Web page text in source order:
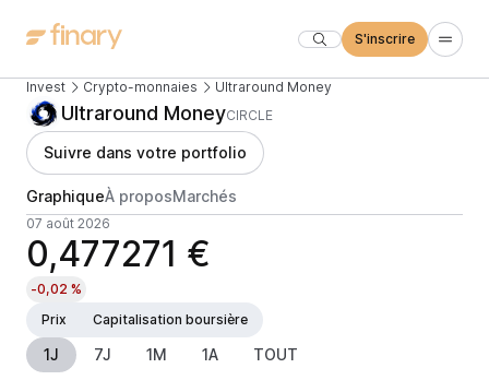
S'inscrire
Invest Crypto-monnaies Ultraround Money
Ultraround MoneyCIRCLE
Suivre dans votre portfolio
GraphiqueÀ proposMarchés
07 août 2026
0,477271 €
-0,02 %
Prix
Capitalisation boursière
1J 7J 1M 1A TOUT